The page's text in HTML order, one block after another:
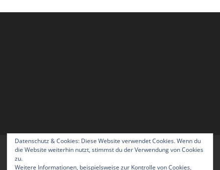
Home Blog Über uns
Kontakt
Datenschutz & Cookies: Diese Website verwendet Cookies. Wenn du
die Website weiterhin nutzt, stimmst du der Verwendung von Cookies
zu.
Weitere Informationen, beispielsweise zur Kontrolle von Cookies,